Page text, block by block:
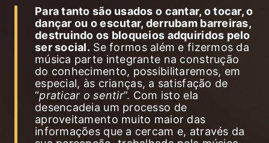
Para tanto são usados o cantar, o tocar, o
dançar ou o escutar, derrubam barreiras,
destruindo os bloqueios adquiridos pelo
ser social. Se formos além e fizermos da
música parte integrante na construção
do conhecimento, possibilitaremos, em
especial, às crianças, a satisfação de
“praticar o sentir”. Com isto ela
desencadeia um processo de
aproveitamento muito maior das
informações que a cercam e, através da